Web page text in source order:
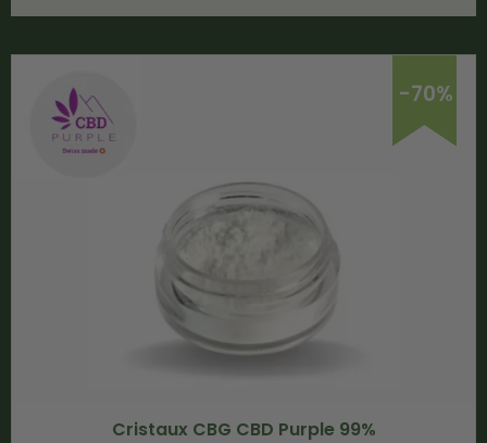
-70%
Cristaux CBG CBD Purple 99%